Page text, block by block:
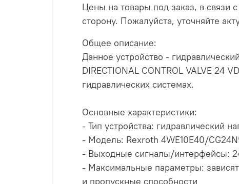
Цены на товары под заказ, в связи
сторону. Пожалуйста, уточняйте
Общее описание:
Данное устройство -
DIRECTIONAL CONTROL VALVE 24
гидравлических системах.
Основные характеристики:
- Тип устройства: гидравлический
- Модель: Rexroth 4WE10E40/
- Выходные сигналы/интерфейсы:
- Максимальные параметры:
и пропускные способности